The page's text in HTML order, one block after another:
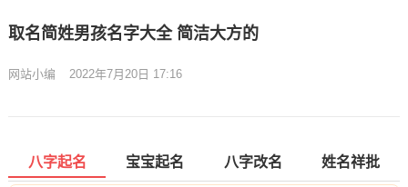
取名简姓男孩名字大全 简洁大方的
网站小编 2022年7月20日 17:16
八字起名 宝宝起名 八字改名 姓名祥批